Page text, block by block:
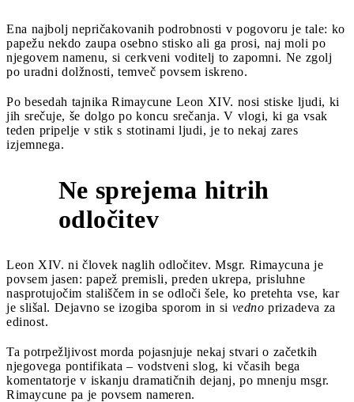
Ena najbolj nepričakovanih podrobnosti v pogovoru je tale: ko
papežu nekdo zaupa osebno stisko ali ga prosi, naj moli po
njegovem namenu, si cerkveni voditelj to zapomni. Ne zgolj
po uradni dolžnosti, temveč povsem iskreno.
Po besedah tajnika Rimaycune Leon XIV. nosi stiske ljudi, ki
jih srečuje, še dolgo po koncu srečanja. V vlogi, ki ga vsak
teden pripelje v stik s stotinami ljudi, je to nekaj zares
izjemnega.
Ne sprejema hitrih
odločitev
Leon XIV. ni človek naglih odločitev. Msgr. Rimaycuna je
povsem jasen: papež premisli, preden ukrepa, prisluhne
nasprotujočim stališčem in se odloči šele, ko pretehta vse, kar
je slišal. Dejavno se izogiba sporom in si vedno prizadeva za
edinost.
Ta potrpežljivost morda pojasnjuje nekaj stvari o začetkih
njegovega pontifikata – vodstveni slog, ki včasih bega
komentatorje v iskanju dramatičnih dejanj, po mnenju msgr.
Rimaycune pa je povsem nameren.